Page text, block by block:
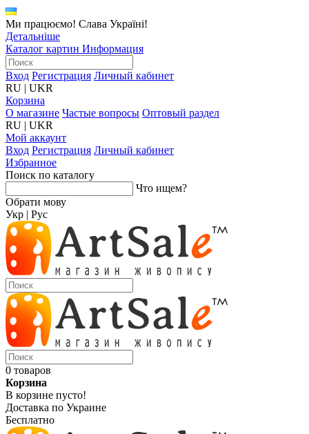
Ми працюємо! Слава Україні!
Детальніше
Каталог картин Информация
Вход Регистрация Личный кабинет
RU | UKR
Корзина
О магазине Частые вопросы Оптовый раздел
RU | UKR
Мой аккаунт
Вход Регистрация Личный кабинет
Избранное
Поиск по каталогу
Что ищем?
Обрати мову
Укр | Рус
0 товаров
Корзина
В корзине пусто!
Доставка по Украине
Бесплатно